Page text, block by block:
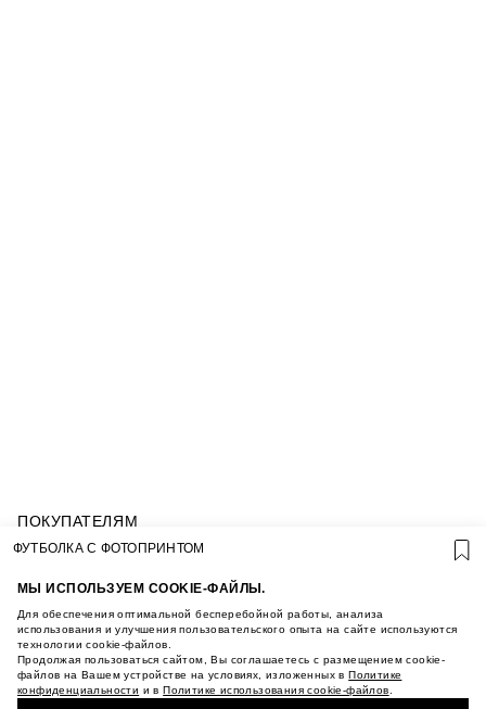
МЫ ИСПОЛЬЗУЕМ COOKIE-ФАЙЛЫ.
Для обеспечения оптимальной бесперебойной работы, анализа
использования и улучшения пользовательского опыта на сайте используются
технологии cookie-файлов.
Продолжая пользоваться сайтом, Вы соглашаетесь с размещением cookie-
файлов на Вашем устройстве на условиях, изложенных вПолитике
конфиденциальности и вПолитике использования cookie-файлов
ПОКУПАТЕЛЯМ
УСЛОВИЯ ИСПОЛЬЗОВАНИЯ ПОДАРОЧНЫХ
ПОЛИТИКА КОНФИДЕНЦИАЛЬНОСТИ
ПОЛИТИКА COOKIE
УСЛОВИЯ ПОКУПКИ
О НАС
МАГАЗИНЫ
КАРЬЕРА
ФУТБОЛКА С ФОТОПРИНТОМ
КУПИТЬ + ПОЛУЧИТЬ В МАГАЗИНЕ MAAG